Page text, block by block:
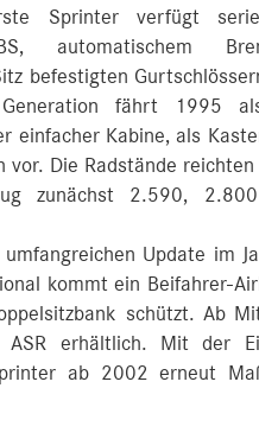
Sprinter verfügt
automatischem
befestigten
fährt 1995
einfacher Kabine, als
vor. Die Radstände
zunächst 2.590,
Update im
kommt ein Beifahrer-
schützt. Ab
ASR erhältlich. Mit der
ab 2002 erneut